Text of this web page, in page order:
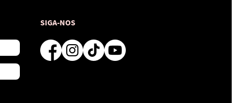
SIGA-NOS